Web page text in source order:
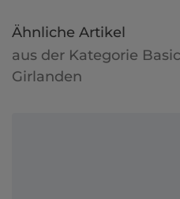
Ähnliche Artikel
aus der Kategorie
Girlanden